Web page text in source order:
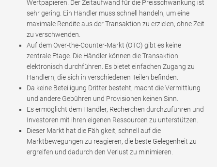
Wertpapieren. Der Zeitaufwand für die Preisschwankung ist
sehr gering. Ein Händler muss schnell handeln, um eine
maximale Rendite aus der Transaktion zu erzielen, ohne Zeit
zu verschwenden.
Auf dem Over-the-Counter-Markt (OTC) gibt es keine
zentrale Etage. Die Händler können die Transaktion
elektronisch durchführen. Es bietet einfachen Zugang zu
Händlern, die sich in verschiedenen Teilen befinden.
Da keine Beteiligung Dritter besteht, macht die Vermittlung
und andere Gebühren und Provisionen keinen Sinn.
Es ermöglicht dem Händler, Recherchen durchzuführen und
Investoren mit ihren eigenen Ressourcen zu unterstützen.
Dieser Markt hat die Fähigkeit, schnell auf die
Marktbewegungen zu reagieren, die beste Gelegenheit zu
ergreifen und dadurch den Verlust zu minimieren.